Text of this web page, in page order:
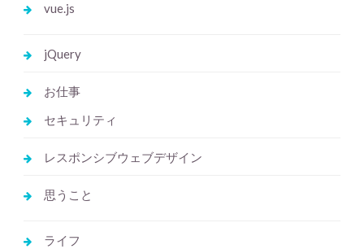
vue.js
jQuery
お仕事
セキュリティ
レスポンシブウェブデザイン
思うこと
ライフ